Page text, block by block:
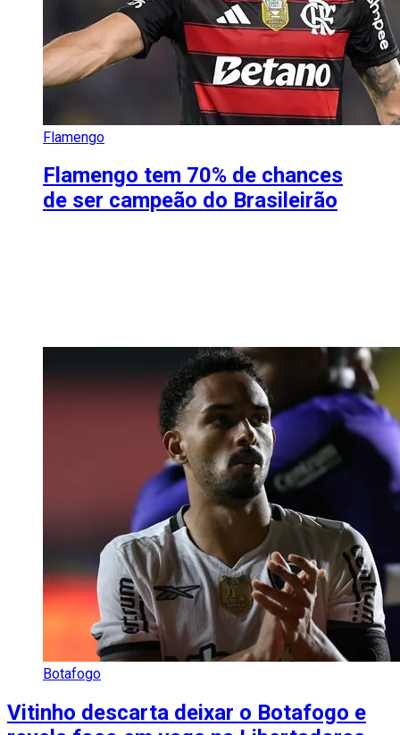
Flamengo
Flamengo tem 70% de chances
de ser campeão do Brasileirão
Botafogo
Vitinho descarta deixar o Botafogo e